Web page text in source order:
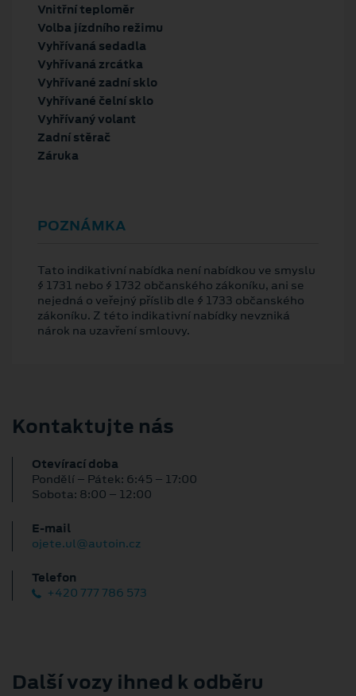
Vnitřní teploměr
Volba jízdního režimu
Vyhřívaná sedadla
Vyhřívaná zrcátka
Vyhřívané zadní sklo
Vyhřívané čelní sklo
Vyhřívaný volant
Zadní stěrač
Záruka
POZNÁMKA
Tato indikativní nabídka není nabídkou ve smyslu
§ 1731 nebo § 1732 občanského zákoníku, ani se
nejedná o veřejný příslib dle § 1733 občanského
zákoníku. Z této indikativní nabídky nevzniká
nárok na uzavření smlouvy.
Kontaktujte nás
Otevírací doba
Pondělí – Pátek: 6:45 – 17:00
Sobota: 8:00 – 12:00
E‑mail
ojete.ul@autoin.cz
Telefon
+420 777 786 573
Další vozy ihned k odběru